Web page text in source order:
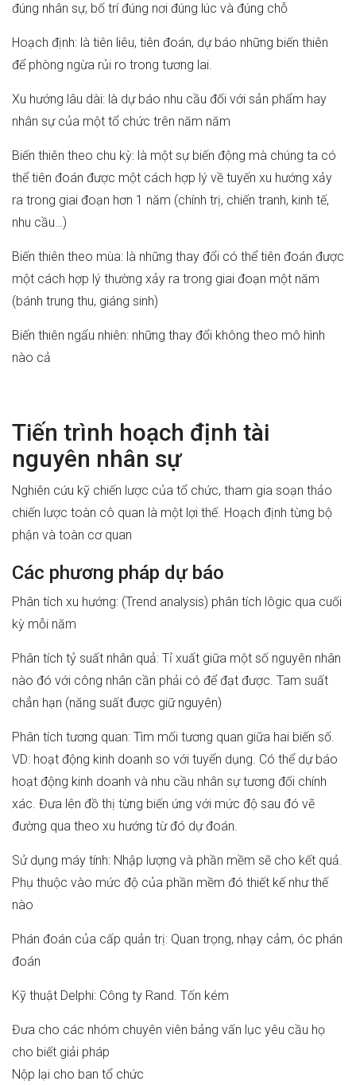
đúng nhân sự, bố trí đúng nơi đúng lúc và đúng chỗ
Hoạch định: là tiên liêu, tiên đoán, dự báo những biến thiên
để phòng ngừa rủi ro trong tương lai.
Xu hướng lâu dài: là dự báo nhu cầu đối với sản phẩm hay
nhân sự của một tổ chức trên năm năm
Biến thiên theo chu kỳ: là một sự biến động mà chúng ta có
thể tiên đoán được một cách hợp lý về tuyến xu hướng xảy
ra trong giai đoạn hơn 1 năm (chính trị, chiến tranh, kinh tế,
nhu cầu…)
Biến thiên theo mùa: là những thay đổi có thể tiên đoán được
một cách hợp lý thường xảy ra trong giai đoạn một năm
(bánh trung thu, giáng sinh)
Biến thiên ngẩu nhiên: những thay đổi không theo mô hình
nào cả
Tiến trình hoạch định tài
nguyên nhân sự
Nghiên cứu kỹ chiến lược của tổ chức, tham gia soạn thảo
chiến lược toàn cô quan là một lợi thế. Hoạch định từng bộ
phận và toàn cơ quan
Các phương pháp dự báo
Phân tích xu hướng: (Trend analysis) phân tích lôgic qua cuối
kỳ mỗi năm
Phân tích tỷ suất nhân quả: Tỉ xuất giữa một số nguyên nhân
nào đó với công nhân cần phải có để đạt được. Tam suất
chẳn hạn (năng suất được giữ nguyên)
Phân tích tương quan: Tìm mối tương quan giữa hai biến số.
VD: hoạt động kinh doanh so với tuyển dụng. Có thể dự báo
hoạt động kinh doanh và nhu cầu nhân sự tương đối chính
xác. Đưa lên đồ thị từng biến ứng với mức độ sau đó vẽ
đường qua theo xu hướng từ đó dự đoán.
Sử dụng máy tính: Nhập lượng và phần mềm sẽ cho kết quả.
Phụ thuộc vào mức độ của phần mềm đó thiết kế như thế
nào
Phán đoán của cấp quản trị: Quan trọng, nhạy cảm, óc phán
đoán
Kỹ thuật Delphi: Công ty Rand. Tốn kém
Đưa cho các nhóm chuyên viên bảng vấn lục yêu cầu họ
cho biết giải pháp
Nộp lại cho ban tổ chức